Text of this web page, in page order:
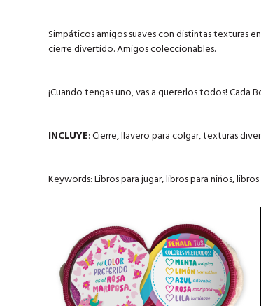
Simpáticos amigos suaves con distintas texturas
cierre divertido. Amigos coleccionables.
¡Cuando tengas uno, vas a quererlos todos!
INCLUYE: Cierre, llavero para colgar, texturas
Keywords: Libros para jugar, libros para niños,